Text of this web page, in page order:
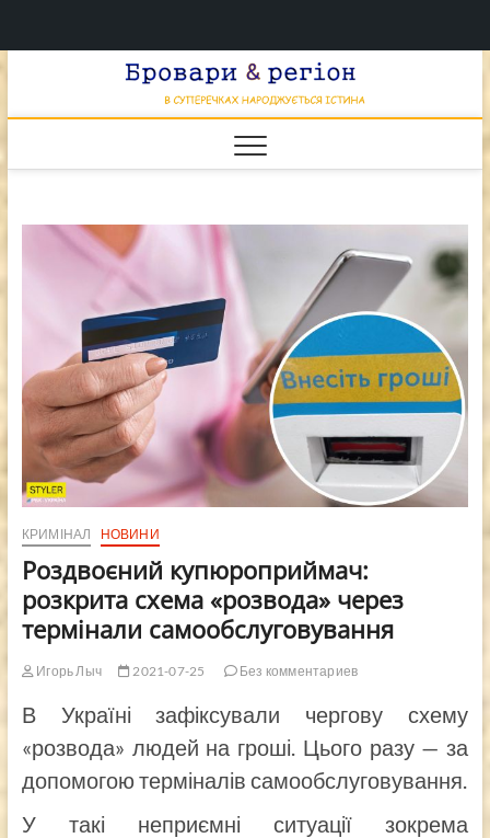
&
НАРОДЖУЄТЬСЯ
КРИМІНАЛ НОВИНИ
Роздвоєний купюроприймач:
розкрита схема «розвода» через
термінали самообслуговування
Игорь Лыч 2021-07-25 Без комментариев
В Україні зафіксували чергову схему
«розвода» людей на гроші. Цього разу — за
допомогою терміналів самообслуговування.
У такі неприємні ситуації зокрема